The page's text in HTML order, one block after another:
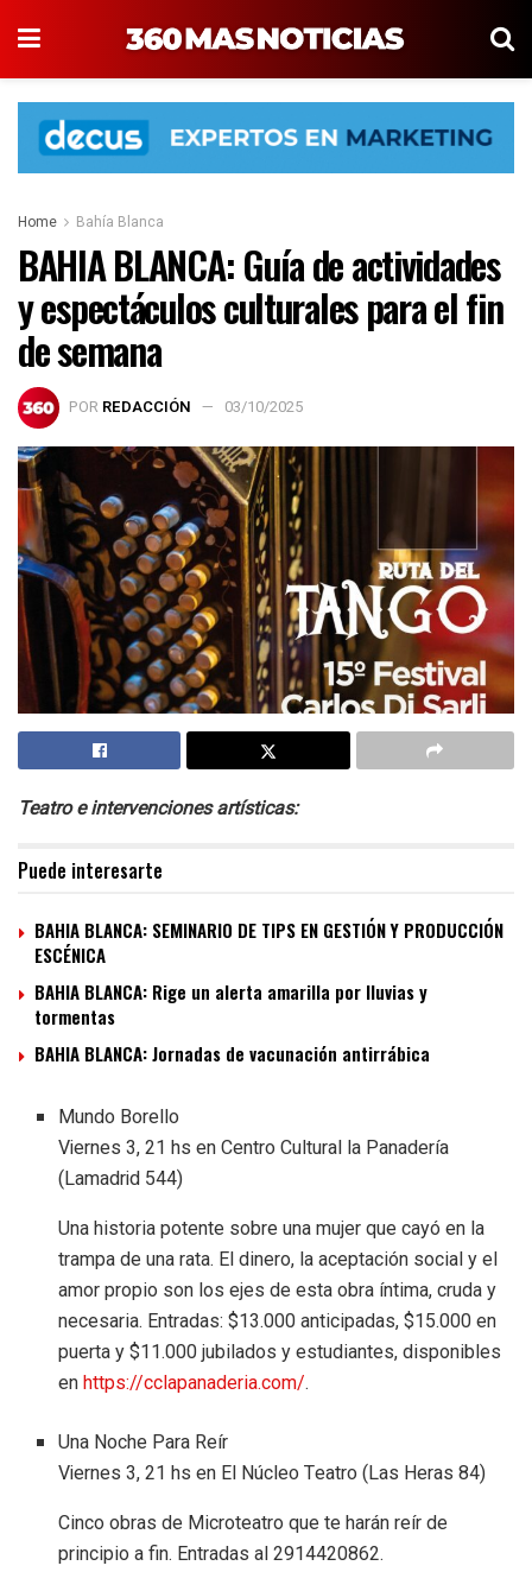
Home Bahía Blanca
BAHIA BLANCA: Guía de actividades
y espectáculos culturales para el fin
de semana
POR REDACCIÓN 03/10/2025
Teatro e intervenciones artísticas:
Puede interesarte
BAHIA BLANCA: SEMINARIO DE TIPS EN GESTIÓN Y PRODUCCIÓN
ESCÉNICA
BAHIA BLANCA: Rige un alerta amarilla por lluvias y
tormentas
BAHIA BLANCA: Jornadas de vacunación antirrábica
Mundo Borello
Viernes 3, 21 hs en Centro Cultural la Panadería
(Lamadrid 544)
Una historia potente sobre una mujer que cayó en la
trampa de una rata. El dinero, la aceptación social y el
amor propio son los ejes de esta obra íntima, cruda y
necesaria. Entradas: $13.000 anticipadas, $15.000 en
puerta y $11.000 jubilados y estudiantes, disponibles
en https://cclapanaderia.com/.
Una Noche Para Reír
Viernes 3, 21 hs en El Núcleo Teatro (Las Heras 84)
Cinco obras de Microteatro que te harán reír de
principio a fin. Entradas al 2914420862.